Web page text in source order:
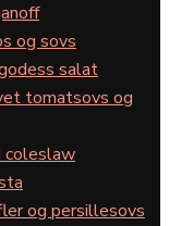
og sovs
salat
tomatsovs og
coleslaw
og persillesovs